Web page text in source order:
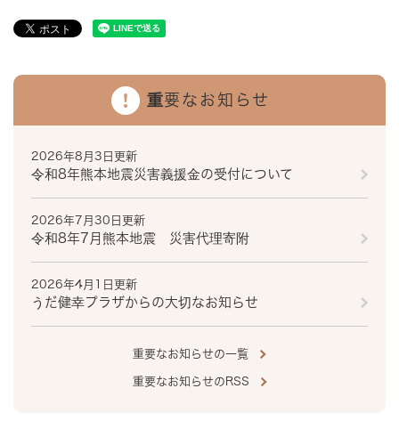
重要なお知らせ
2026年8月3日更新
令和8年熊本地震災害義援金の受付について
2026年7月30日更新
令和8年7月熊本地震 災害代理寄附
2026年4月1日更新
うだ健幸プラザからの大切なお知らせ
重要なお知らせの一覧
重要なお知らせのRSS